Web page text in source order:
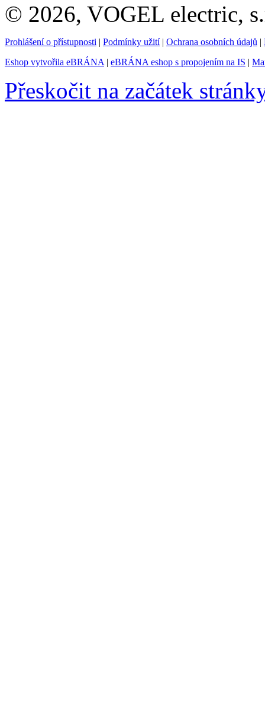
© 2026, VOGEL electric,
Prohlášení o přístupnosti | Podmínky užití| Ochrana osobních údajů |
Eshop vytvořila eBRÁNA | eBRÁNA eshop s propojením na IS |
Přeskočit na začátek